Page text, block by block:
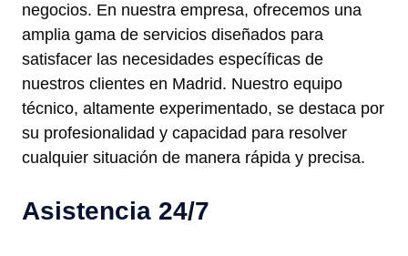
negocios. En nuestra empresa, ofrecemos una
amplia gama de servicios diseñados para
satisfacer las necesidades específicas de
nuestros clientes en Madrid. Nuestro equipo
técnico, altamente experimentado, se destaca por
su profesionalidad y capacidad para resolver
cualquier situación de manera rápida y precisa.
Asistencia 24/7